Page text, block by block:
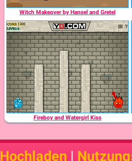
Witch Makeover by Hansel and Gretel
Fireboy and Watergirl Kiss
Hochladen |